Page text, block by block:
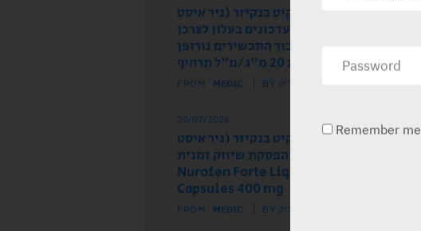
בעל הרישום רקיט בנקיזר (ניר איסט
בע"מ) מודיע על עדכונים בעלון לצרכן
ובעלון לרופא עבור התכשירים נורופן
לילדים תפוז ותות 20 מ"ג/מ"ל תרחיף
FROM MEDIC BY מדיק
20/07/2026
בעל הרישום רקיט בנקיזר (ניר איסט
בע"מ) מודיע על הפסקת שיווק זמנית
של התכשיר Nurofen Forte Liquid
Capsules 400 mg
FROM MEDIC BY מדיק
Remember me